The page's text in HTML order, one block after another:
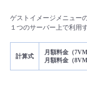
ゲストイメージメニュー
１つのサーバー上で利用
計算式
月額料金（7VM
月額料金（8VM